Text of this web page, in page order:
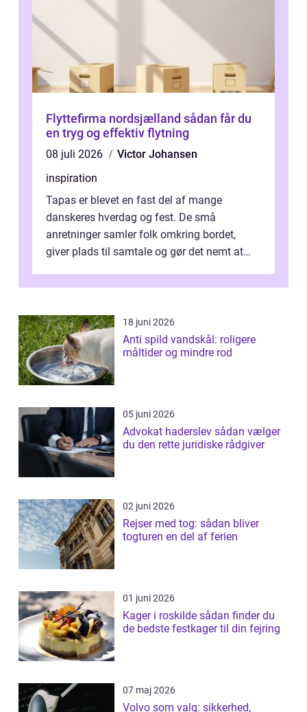
Flyttefirma nordsjælland sådan får du
en tryg og effektiv flytning
08 juli 2026
Victor Johansen
inspiration
Tapas er blevet en fast del af mange
danskeres hverdag og fest. De små
anretninger samler folk omkring bordet,
giver plads til samtale og gør det nemt at
18 juni 2026
Anti spild vandskål: roligere
måltider og mindre rod
05 juni 2026
Advokat haderslev sådan vælger
du den rette juridiske rådgiver
02 juni 2026
Rejser med tog: sådan bliver
togturen en del af ferien
01 juni 2026
Kager i roskilde sådan finder du
de bedste festkager til din fejring
07 maj 2026
Volvo som valg: sikkerhed,